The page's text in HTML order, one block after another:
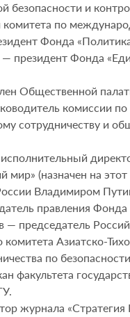
безопасности и
комитета по
Фонда
президент Фонда
Общественной
комиссии по
сотрудничеству и
мир» (назначен на этот
Владимиром
правления Фонда
— председатель
комитета Азиатско-
по
факультета
журнала «Стратегия